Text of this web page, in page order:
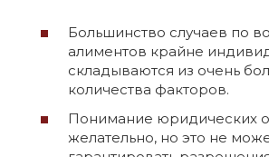
Большинство случаев по
алиментов крайне
складываются из очень
количества факторов.
Понимание юридических
желательно, но это не